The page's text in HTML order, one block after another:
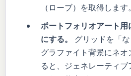
（ローブ）を取得します。
ポートフォリオアート
にする。
グリッドを「な
グラファイト背景にネ
ると、ジェネレーティ